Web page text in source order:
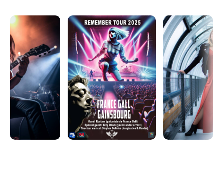
eux.
Pour sublimer cette soirée, la talentueuse chanteuse
Laure Le Gal vous enchantera par la profondeur et
l'émotion de sa voix, tandis que Denis Palatin, batteur
au groove imparable et collaborateur de Fred
Chapellier et Neal Black, rythmera chaque morceau
avec une maîtrise impressionnante. Stéphane Michel,
avec sa ressemblance troublante avec Serge
Gainsbourg, vous plongera dans une atmosphère
inoubliable.